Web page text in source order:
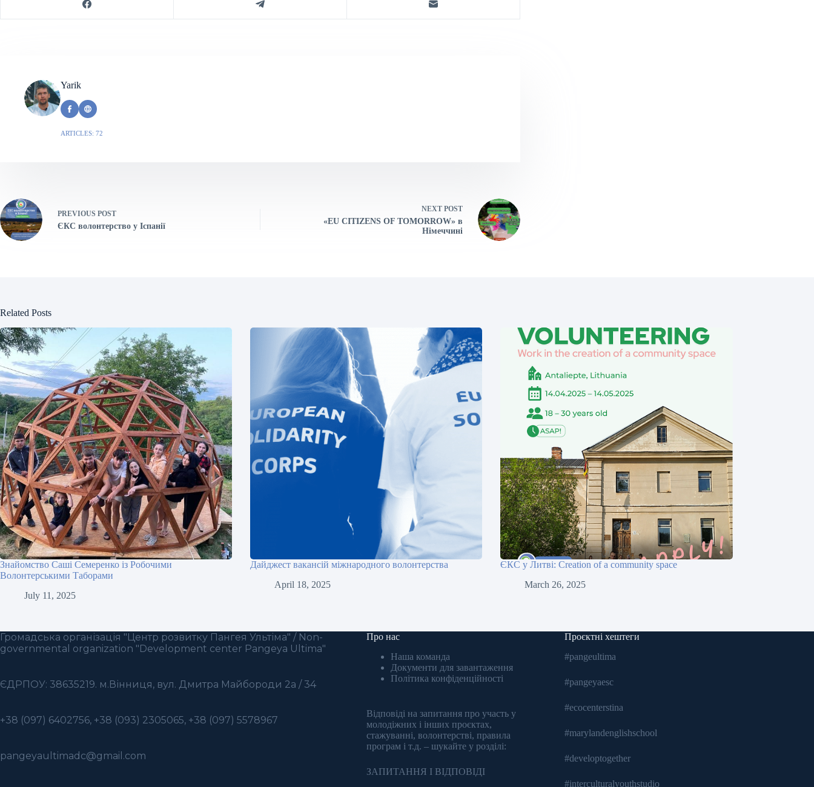
Yarik
ARTICLES: 72
PREVIOUS POST
ЄКС волонтерство у Іспанії
NEXT POST
«EU CITIZENS OF TOMORROW» в
Німеччині
Related Posts
Знайомство Саші Семеренко із Робочими
Волонтерськими Таборами
July 11, 2025
Дайджест вакансій міжнародного волонтерства
April 18, 2025
ЄКС у Литві: Creation of a community space
March 26, 2025
Громадська організація "Центр розвитку Пангея Ультіма" / Non-
governmental organization "Development center Pangeya Ultima"
ЄДРПОУ: 38635219. м.Вінниця, вул. Дмитра Майбороди 2а / 34
+38 (097) 6402756, +38 (093) 2305065, +38 (097) 5578967
pangeyaultimadc@gmail.com
Про нас
Наша команда
Документи для завантаження
Політика конфіденційності
Відповіді на запитання про участь у
молодіжних і інших проєктах,
стажуванні, волонтерстві, правила
програм і т.д. – шукайте у розділі:
ЗАПИТАННЯ І ВІДПОВІДІ
Проєктні хештеги
#pangeultima
#pangeyaesc
#ecocenterstina
#marylandenglishschool
#developtogether
#interculturalyouthstudio